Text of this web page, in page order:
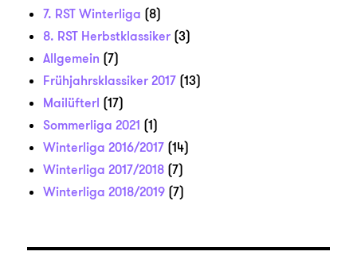
7. RST Winterliga (8)
8. RST Herbstklassiker (3)
Allgemein (7)
Frühjahrsklassiker 2017 (13)
Mailüfterl (17)
Sommerliga 2021 (1)
Winterliga 2016/2017 (14)
Winterliga 2017/2018 (7)
Winterliga 2018/2019 (7)